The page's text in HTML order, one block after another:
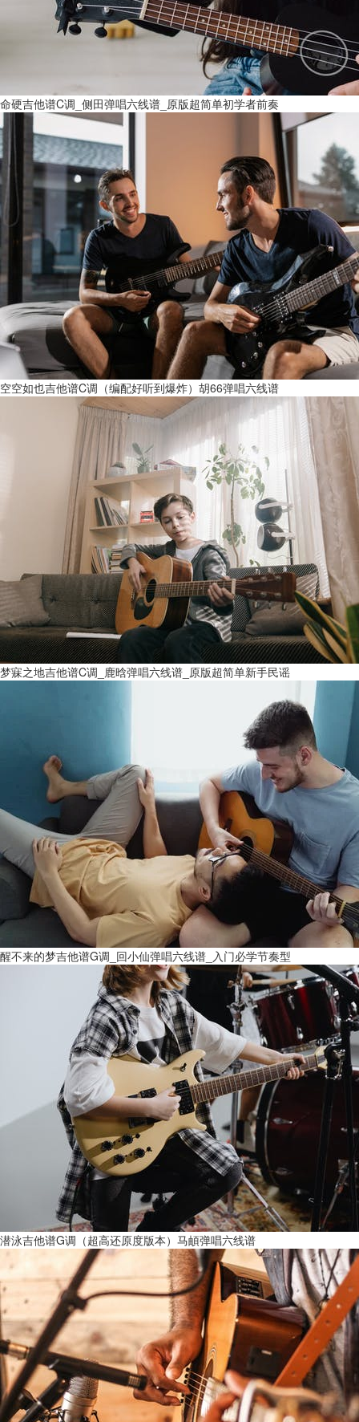
命硬吉他谱C调_侧田弹唱六线谱_原版超简单初学者前奏
空空如也吉他谱C调（编配好听到爆炸）胡66弹唱六线谱
梦寐之地吉他谱C调_鹿晗弹唱六线谱_原版超简单新手民谣
醒不来的梦吉他谱G调_回小仙弹唱六线谱_入门必学节奏型
潜泳吉他谱G调（超高还原度版本）马頔弹唱六线谱